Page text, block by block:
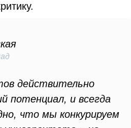
действительно
потенциал, и всегда
что мы конкурируем